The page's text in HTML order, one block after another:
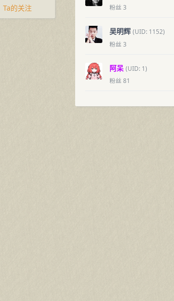
Ta的关注
粉丝 3
吴明辉 (UID: 1152)
粉丝 3
阿呆 (UID: 1)
粉丝 81